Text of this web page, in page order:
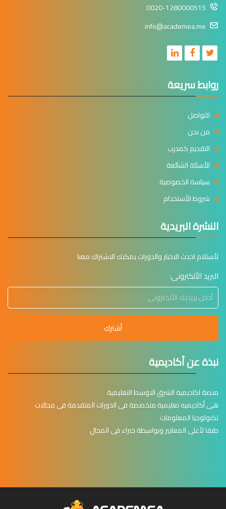
0020-1280000515
info@academea.me
روابط سريعة
للتواصل
من نحن
التقديم كمدرب
الأسئلة الشائعة
سياسة الخصوصية
شروط الأستخدام
النشرة البريدية
لأستلام احدث الاخبار والدورات يمكنك الاشتراك معنا
البريد الألكترونى:
أشترك
نبذة عن أكاديمية
منصة اكاديمية الشرق الاوسط التعليمية
هى أكاديميه تعليمية متخصصة فى الدورات المتقدمة فى مجالات
تكنولوجيا المعلومات
طبقا لأعلى المعايير وبواسطة خبراء فى المجال